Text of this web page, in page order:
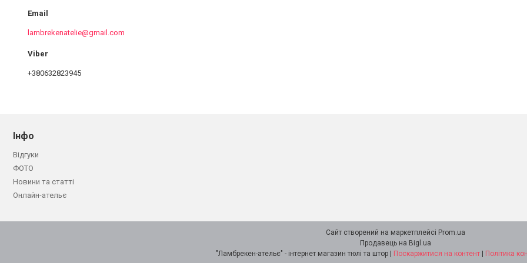
lambrekenatelie@gmail.com
+380632823945
Інфо
Відгуки
ФОТО
Новини та статті
Онлайн-ательє
Сайт створений на маркетплейсі Prom.ua
Продавець на Bigl.ua
"Ламбрекен-ательє" - інтернет магазин тюлі та штор | Поскаржитися на контент | Політика